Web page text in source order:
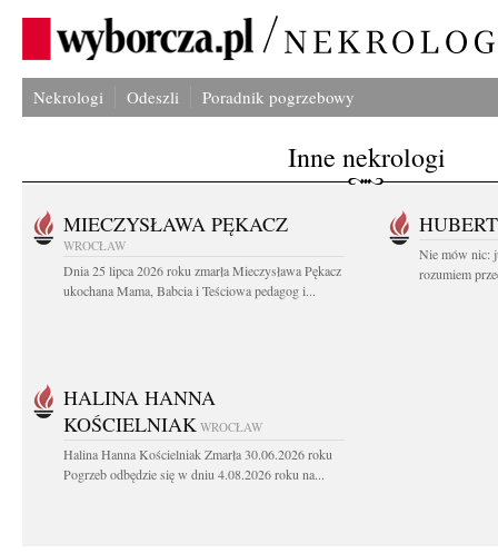
Nekrologi Odeszli Poradnik pogrzebowy
Inne nekrologi
MIECZYSŁAWA PĘKACZ
WROCŁAW
Dnia 25 lipca 2026 roku zmarła Mieczysława Pękacz
ukochana Mama, Babcia i Teściowa pedagog i...
Nie mów nic:
rozumiem
HALINA HANNA
KOŚCIELNIAK WROCŁAW
Halina Hanna Kościelniak Zmarła 30.06.2026 roku
Pogrzeb odbędzie się w dniu 4.08.2026 roku na...